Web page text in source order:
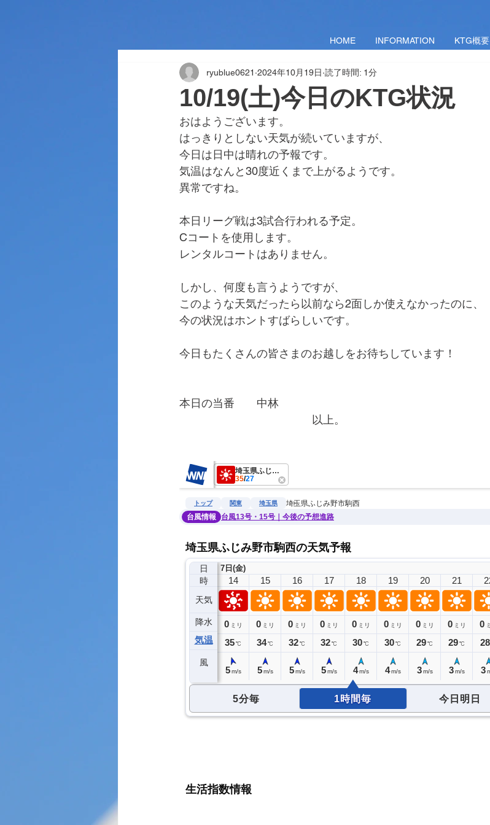
HOME INFORMATION KTG概要
10/19(土)今日のKTG状況
ryublue0621 2024年10月19日 読了時間: 1分
おはようございます。
はっきりとしない天気が続いていますが、
今日は日中は晴れの予報です。
気温はなんと30度近くまで上がるようです。
異常ですね。
本日リーグ戦は3試合行われる予定。
Cコートを使用します。
レンタルコートはありません。
しかし、何度も言うようですが、
このような天気だったら以前なら2面しか使えなかったのに、
今の状況はホントすばらしいです。
今日もたくさんの皆さまのお越しをお待ちしています！
本日の当番　　中林
以上。